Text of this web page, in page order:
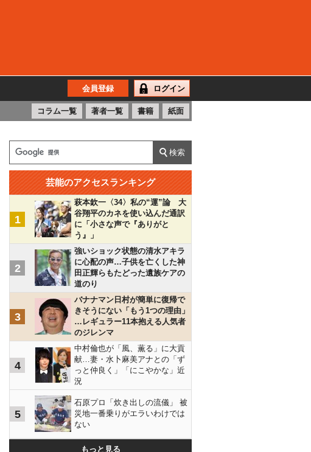
会員登録 ログイン
コラム一覧 著者一覧 書籍 紙面
芸能のアクセスランキング
1
萩本欽一〈34〉私の“運”論 大
谷翔平のカネを使い込んだ通訳
に「小さな声で『ありがと
う』」
2
強いショック状態の清水アキラ
に心配の声…子供を亡くした神
田正輝らもたどった遺族ケアの
道のり
3
バナナマン日村が簡単に復帰で
きそうにない「もう1つの理由」
…レギュラー11本抱える人気者
のジレンマ
4
中村倫也が「風、薫る」に大貢
献…妻・水卜麻美アナとの「ず
っと仲良く」「にこやかな」近
況
5
石原プロ「炊き出しの流儀」 被
災地一番乗りがエラいわけでは
ない
もっと見る